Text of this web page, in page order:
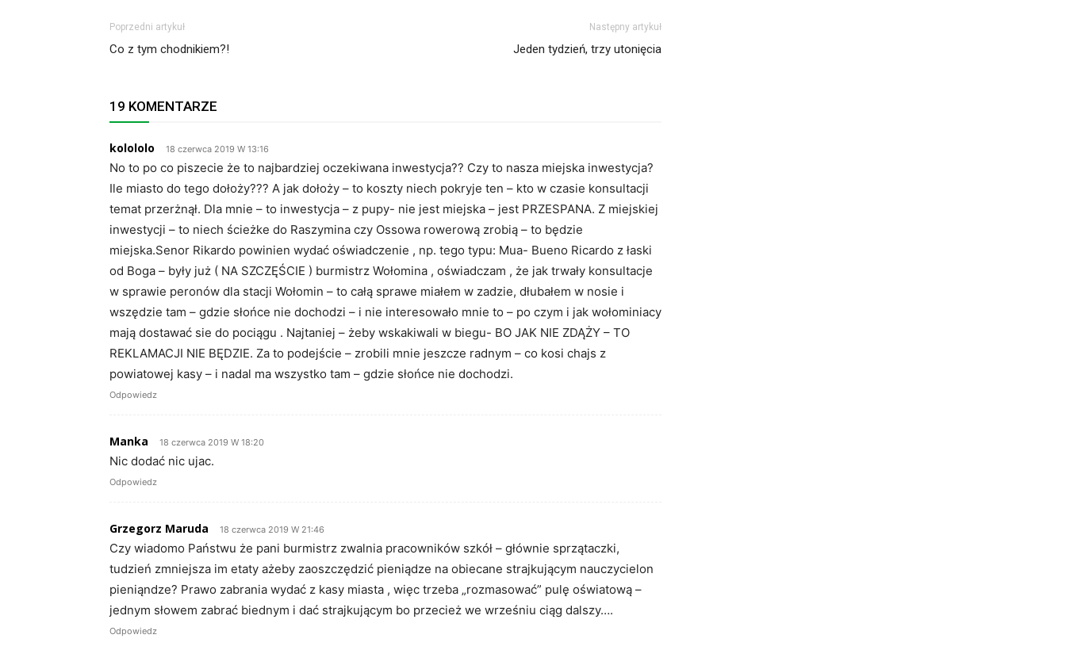
Poprzedni artykuł
Co z tym chodnikiem?!
Następny artykuł
Jeden tydzień, trzy utonięcia
19 KOMENTARZE
kolololo 18 czerwca 2019 W 13:16
No to po co piszecie że to najbardziej oczekiwana inwestycja?? Czy to nasza miejska inwestycja?
Ile miasto do tego dołoży??? A jak dołoży – to koszty niech pokryje ten – kto w czasie konsultacji
temat przerżnął. Dla mnie – to inwestycja – z pupy- nie jest miejska – jest PRZESPANA. Z miejskiej
inwestycji – to niech ścieżke do Raszymina czy Ossowa rowerową zrobią – to będzie
miejska.Senor Rikardo powinien wydać oświadczenie , np. tego typu: Mua- Bueno Ricardo z łaski
od Boga – były już ( NA SZCZĘŚCIE ) burmistrz Wołomina , oświadczam , że jak trwały konsultacje
w sprawie peronów dla stacji Wołomin – to całą sprawe miałem w zadzie, dłubałem w nosie i
wszędzie tam – gdzie słońce nie dochodzi – i nie interesowało mnie to – po czym i jak wołominiacy
mają dostawać sie do pociągu . Najtaniej – żeby wskakiwali w biegu- BO JAK NIE ZDĄŻY – TO
REKLAMACJI NIE BĘDZIE. Za to podejście – zrobili mnie jeszcze radnym – co kosi chajs z
powiatowej kasy – i nadal ma wszystko tam – gdzie słońce nie dochodzi.
Odpowiedz
Manka 18 czerwca 2019 W 18:20
Nic dodać nic ujac.
Odpowiedz
Grzegorz Maruda 18 czerwca 2019 W 21:46
Czy wiadomo Państwu że pani burmistrz zwalnia pracowników szkół – głównie sprzątaczki,
tudzień zmniejsza im etaty ażeby zaoszczędzić pieniądze na obiecane strajkującym nauczycielon
pieniąndze? Prawo zabrania wydać z kasy miasta , więc trzeba „rozmasować” pulę oświatową –
jednym słowem zabrać biednym i dać strajkującym bo przecież we wrześniu ciąg dalszy….
Odpowiedz